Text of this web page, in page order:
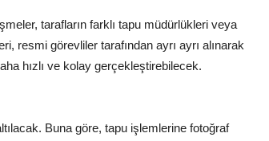
tarafların farklı tapu müdürlükleri veya
resmi görevliler tarafından ayrı ayrı alınarak
hızlı ve kolay gerçekleştirebilecek.
Buna göre, tapu işlemlerine fotoğraf